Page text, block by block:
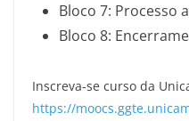
Bloco 7: Processo
Bloco 8:
Inscreva-se curso da
https://